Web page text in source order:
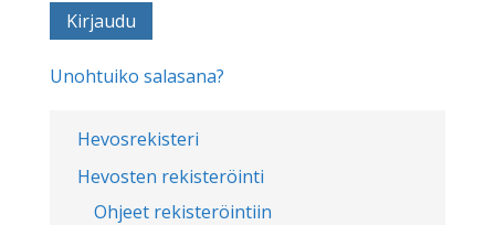
Hevosrekisteri
Hevosten rekisteröinti
Ohjeet rekisteröintiin
Unohtuiko salasana?